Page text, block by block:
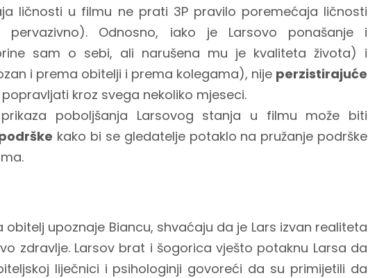
ličnosti u filmu ne prati 3P pravilo poremećaja ličnosti
pervazivno). Odnosno, iako je Larsovo ponašanje i
sam o sebi, ali narušena mu je kvaliteta života) i
i prema obitelji i prema kolegama), nije perzistirajuće
kroz svega nekoliko mjeseci.
poboljšanja Larsovog stanja u filmu može biti
kako bi se gledatelje potaklo na pružanje podrške
obitelj upoznaje Biancu, shvaćaju da je Lars izvan realiteta
zdravlje. Larsov brat i šogorica vješto potaknu Larsa da
liječnici i psihologinji govoreći da su primijetili da